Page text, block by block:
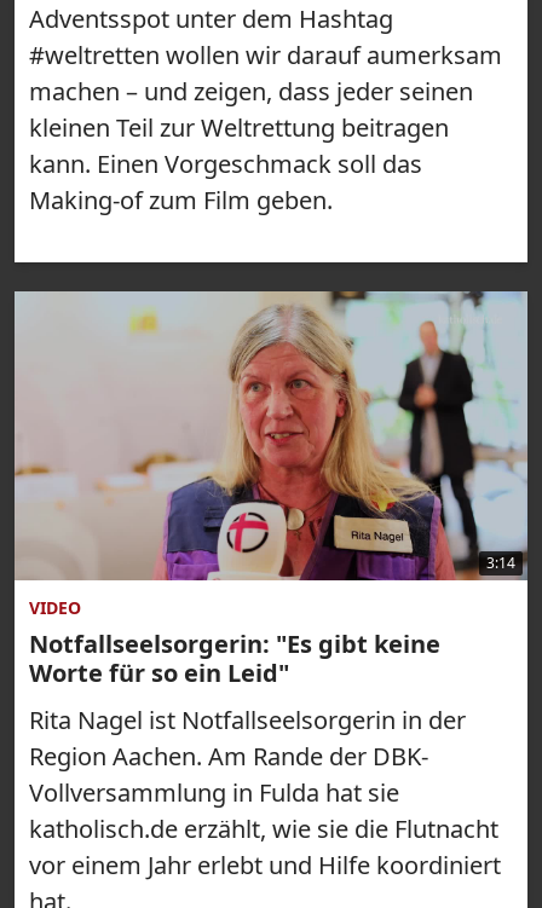
Adventsspot unter dem Hashtag
#weltretten wollen wir darauf aumerksam
machen – und zeigen, dass jeder seinen
kleinen Teil zur Weltrettung beitragen
kann. Einen Vorgeschmack soll das
Making-of zum Film geben.
3:14
VIDEO
Notfallseelsorgerin: "Es gibt keine
Worte für so ein Leid"
Rita Nagel ist Notfallseelsorgerin in der
Region Aachen. Am Rande der DBK-
Vollversammlung in Fulda hat sie
katholisch.de erzählt, wie sie die Flutnacht
vor einem Jahr erlebt und Hilfe koordiniert
hat.